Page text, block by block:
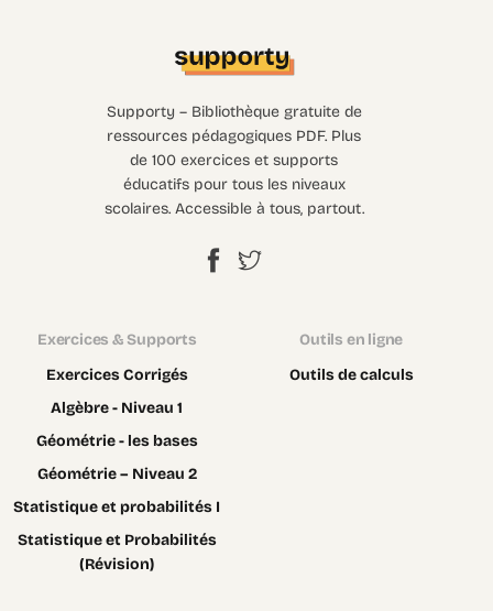
Supporty – Bibliothèque gratuite de
ressources pédagogiques PDF. Plus
de 100 exercices et supports
éducatifs pour tous les niveaux
scolaires. Accessible à tous, partout.
Exercices & Supports
Exercices Corrigés
Algèbre - Niveau 1
Géométrie - les bases
Géométrie – Niveau 2
Statistique et probabilités I
Statistique et Probabilités
(Révision)
Outils en ligne
Outils de calculs